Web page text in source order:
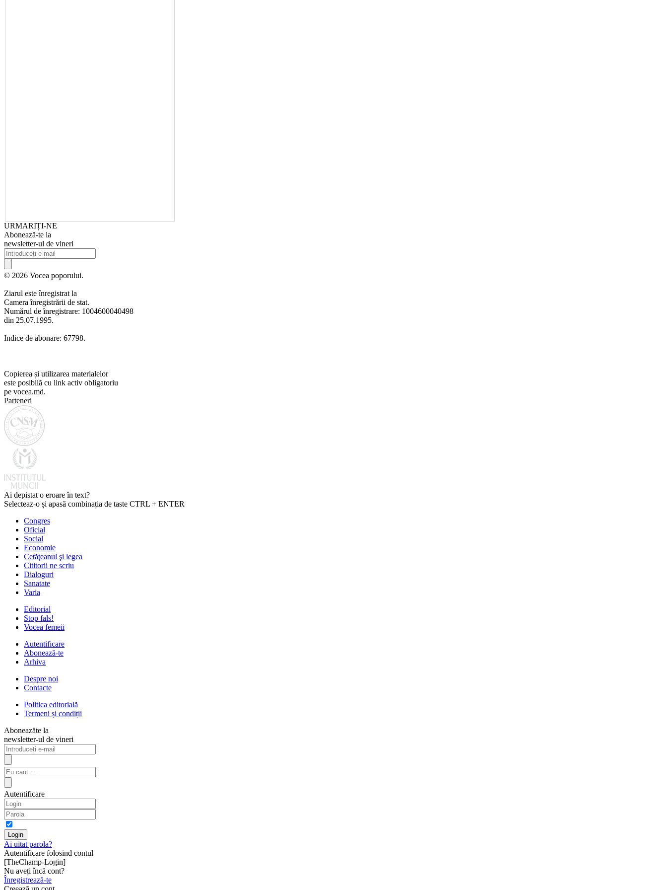
URMARIȚI-NE
Abonează-te la
newsletter-ul de vineri
© 2026 Vocea poporului.
Ziarul este înregistrat la
Camera înregistrării de stat.
Numărul de înregistrare: 1004600040498
din 25.07.1995.
Indice de abonare: 67798.
Copierea și utilizarea materialelor
este posibilă cu link activ obligatoriu
pe vocea.md.
Parteneri
Ai depistat o eroare în text?
Selecteaz-o și apasă combinația de taste CTRL + ENTER
Congres
Oficial
Social
Economie
Cetăţeanul şi legea
Cititorii ne scriu
Dialoguri
Sanatate
Varia
Editorial
Stop fals!
Vocea femeii
Autentificare
Abonează-te
Arhiva
Despre noi
Contacte
Politica editorială
Termeni și condiții
Aboneazăte la
newsletter-ul de vineri
Autentificare
Ai uitat parola?
Autentificare folosind contul
[TheChamp-Login]
Nu aveți încă cont?
Înregistrează-te